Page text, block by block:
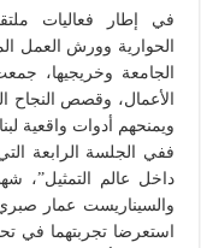
في إطار فعاليات
الحوارية وورش العمل
الجامعة وخريجيها، جمعت
الأعمال، وقصص النجاح
ويمنحهم أدوات واقعية
ففي الجلسة الرابعة
داخل عالم التمثيل”،
والسيناريست عمار
استعرضا تجربتهما في